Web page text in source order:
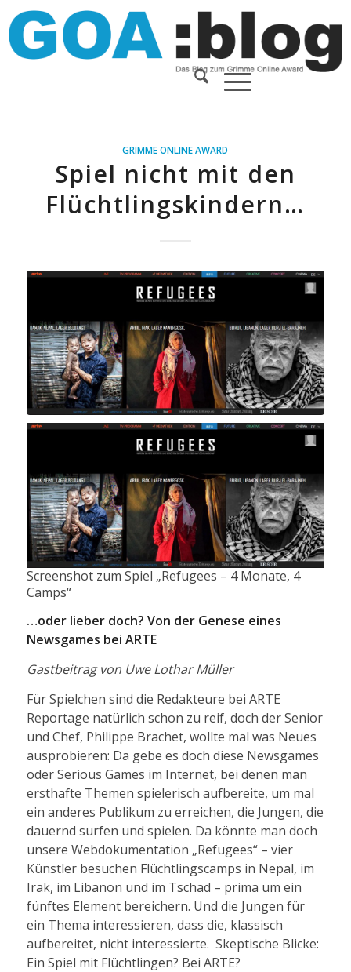
GRIMME ONLINE AWARD
Spiel nicht mit den
Flüchtlingskindern…
Screenshot zum Spiel „Refugees – 4 Monate, 4
Camps“
…oder lieber doch? Von der Genese eines
Newsgames bei ARTE
Gastbeitrag von Uwe Lothar Müller
Für Spielchen sind die Redakteure bei ARTE
Reportage natürlich schon zu reif, doch der Senior
und Chef, Philippe Brachet, wollte mal was Neues
ausprobieren: Da gebe es doch diese Newsgames
oder Serious Games im Internet, bei denen man
ersthafte Themen spielerisch aufbereite, um mal
ein anderes Publikum zu erreichen, die Jungen, die
dauernd surfen und spielen. Da könnte man doch
unsere Webdokumentation „Refugees“ – vier
Künstler besuchen Flüchtlingscamps in Nepal, im
Irak, im Libanon und im Tschad – prima um ein
fünftes Element bereichern. Und die Jungen für
ein Thema interessieren, dass die, klassisch
aufbereitet, nicht interessierte. Skeptische Blicke:
Ein Spiel mit Flüchtlingen? Bei ARTE?